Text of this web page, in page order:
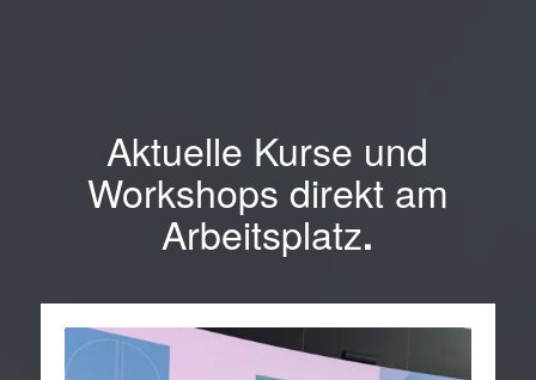
Aktuelle Kurse und
Workshops direkt am
Arbeitsplatz.